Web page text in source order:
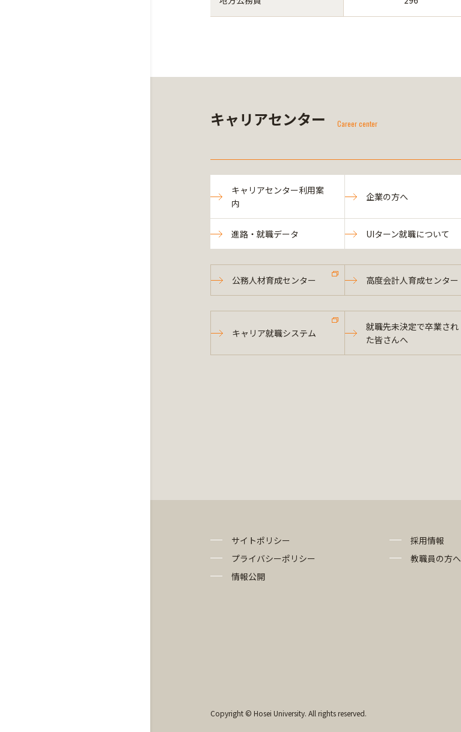
キャリアセンター Career center
キャリアセンター利用案
内
企業の方へ
進路・就職データ UIターン就職について
公務人材育成センター 高度会計人育成センター
キャリア就職システム
就職先未決定で卒業され
た皆さんへ
サイトポリシー
プライバシーポリシー
情報公開
採用情報
教職員の方へ
Copyright © Hosei University. All rights reserved.